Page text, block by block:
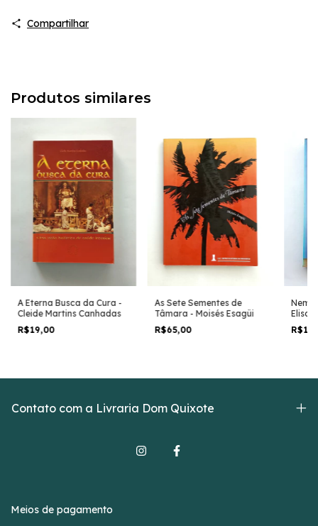
Compartilhar
Produtos similares
A Eterna Busca da Cura -
Cleide Martins Canhadas
R$19,00
As Sete Sementes de
Tâmara - Moisés Esagüi
R$65,00
Nem
Elisa
Contato com a Livraria Dom Quixote
Meios de pagamento